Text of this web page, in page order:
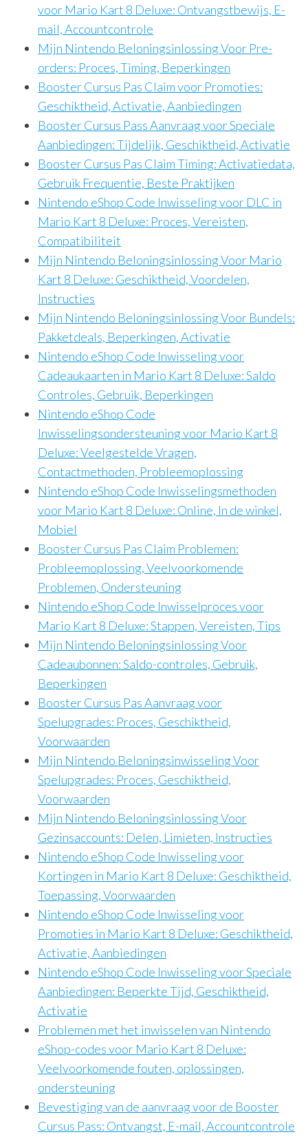
voor Mario Kart 8 Deluxe: Ontvangstbewijs, E-
mail, Accountcontrole
Mijn Nintendo Beloningsinlossing Voor Pre-
orders: Proces, Timing, Beperkingen
Booster Cursus Pas Claim voor Promoties:
Geschiktheid, Activatie, Aanbiedingen
Booster Cursus Pass Aanvraag voor Speciale
Aanbiedingen: Tijdelijk, Geschiktheid, Activatie
Booster Cursus Pas Claim Timing: Activatiedata,
Gebruik Frequentie, Beste Praktijken
Nintendo eShop Code Inwisseling voor DLC in
Mario Kart 8 Deluxe: Proces, Vereisten,
Compatibiliteit
Mijn Nintendo Beloningsinlossing Voor Mario
Kart 8 Deluxe: Geschiktheid, Voordelen,
Instructies
Mijn Nintendo Beloningsinlossing Voor Bundels:
Pakketdeals, Beperkingen, Activatie
Nintendo eShop Code Inwisseling voor
Cadeaukaarten in Mario Kart 8 Deluxe: Saldo
Controles, Gebruik, Beperkingen
Nintendo eShop Code
Inwisselingsondersteuning voor Mario Kart 8
Deluxe: Veelgestelde Vragen,
Contactmethoden, Probleemoplossing
Nintendo eShop Code Inwisselingsmethoden
voor Mario Kart 8 Deluxe: Online, In de winkel,
Mobiel
Booster Cursus Pas Claim Problemen:
Probleemoplossing, Veelvoorkomende
Problemen, Ondersteuning
Nintendo eShop Code Inwisselproces voor
Mario Kart 8 Deluxe: Stappen, Vereisten, Tips
Mijn Nintendo Beloningsinlossing Voor
Cadeaubonnen: Saldo-controles, Gebruik,
Beperkingen
Booster Cursus Pas Aanvraag voor
Spelupgrades: Proces, Geschiktheid,
Voorwaarden
Mijn Nintendo Beloningsinwisseling Voor
Spelupgrades: Proces, Geschiktheid,
Voorwaarden
Mijn Nintendo Beloningsinlossing Voor
Gezinsaccounts: Delen, Limieten, Instructies
Nintendo eShop Code Inwisseling voor
Kortingen in Mario Kart 8 Deluxe: Geschiktheid,
Toepassing, Voorwaarden
Nintendo eShop Code Inwisseling voor
Promoties in Mario Kart 8 Deluxe: Geschiktheid,
Activatie, Aanbiedingen
Nintendo eShop Code Inwisseling voor Speciale
Aanbiedingen: Beperkte Tijd, Geschiktheid,
Activatie
Problemen met het inwisselen van Nintendo
eShop-codes voor Mario Kart 8 Deluxe:
Veelvoorkomende fouten, oplossingen,
ondersteuning
Bevestiging van de aanvraag voor de Booster
Cursus Pass: Ontvangst, E-mail, Accountcontrole